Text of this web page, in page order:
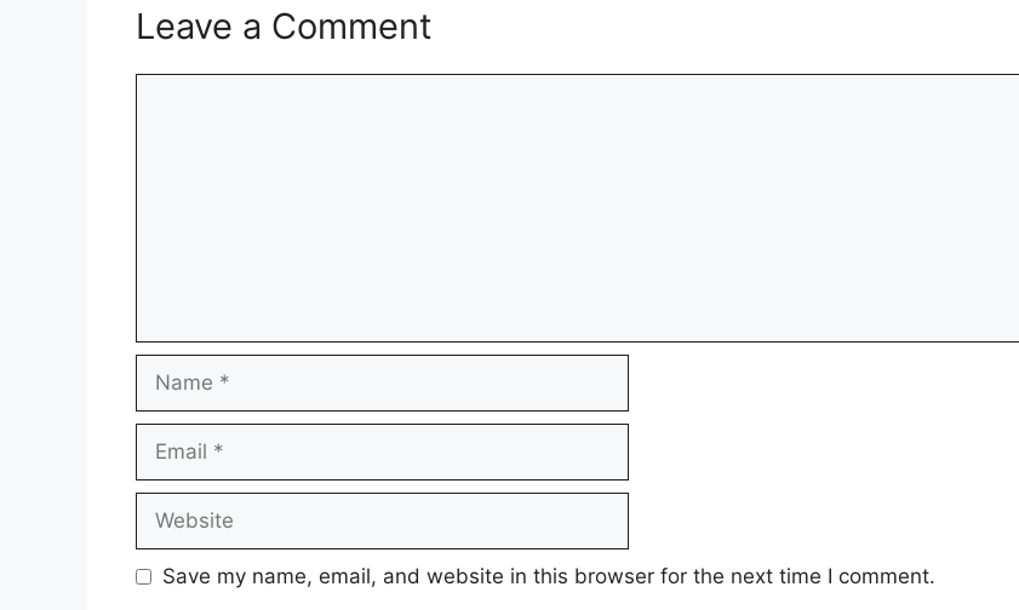
Leave a Comment
Name
Email
Website
Save my name, email, and website in this browser for the next time I comment.